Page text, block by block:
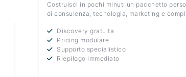
Costruisci in pochi minuti un pacchetto
di consulenza, tecnologia, marketing e
Discovery gratuita
Pricing modulare
Supporto specialistico
Riepilogo immediato